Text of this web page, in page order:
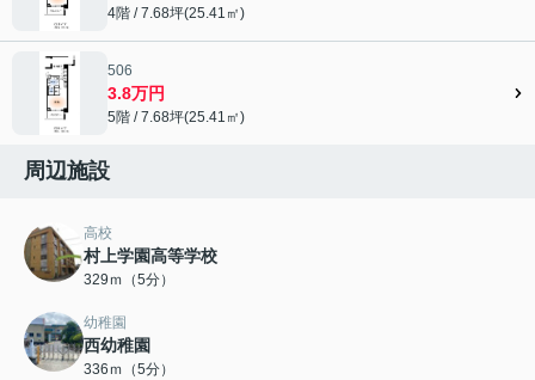
4階 / 7.68坪(25.41㎡)
506
3.8万円
5階 / 7.68坪(25.41㎡)
周辺施設
高校
村上学園高等学校
329ｍ（5分）
幼稚園
西幼稚園
336ｍ（5分）